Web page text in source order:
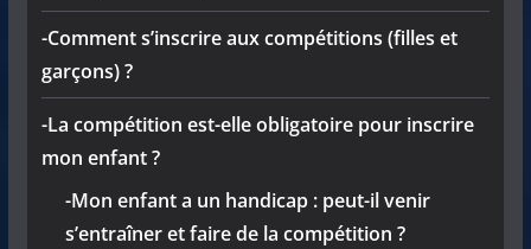
-Comment s’inscrire aux compétitions (filles et
garçons) ?
-La compétition est-elle obligatoire pour inscrire
mon enfant ?
-Mon enfant a un handicap : peut-il venir
s’entraîner et faire de la compétition ?